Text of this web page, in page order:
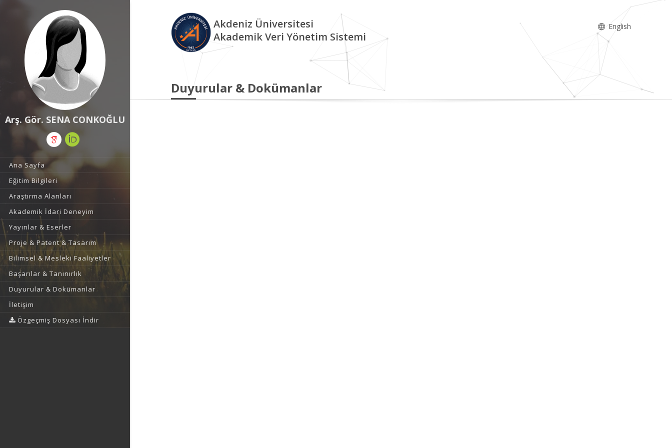
Arş. Gör. SENA CONKOĞLU
Ana Sayfa
Eğitim Bilgileri
Araştırma Alanları
Akademik İdari Deneyim
Yayınlar & Eserler
Proje & Patent & Tasarım
Bilimsel & Mesleki Faaliyetler
Başarılar & Tanınırlık
Duyurular & Dokümanlar
İletişim
Özgeçmiş Dosyası İndir
Akdeniz Üniversitesi
Akademik Veri Yönetim Sistemi
English
Duyurular & Dokümanlar